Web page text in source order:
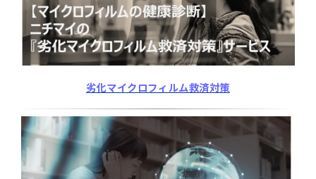
劣化マイクロフィルム救済対策